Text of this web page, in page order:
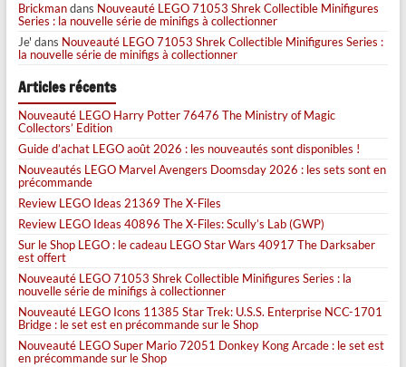
Brickmandans Nouveauté LEGO 71053 Shrek Collectible Minifigures
Series : la nouvelle série de minifigs à collectionner
Je' dans Nouveauté LEGO 71053 Shrek Collectible Minifigures Series :
la nouvelle série de minifigs à collectionner
Articles récents
Nouveauté LEGO Harry Potter 76476 The Ministry of Magic
Collectors’ Edition
Guide d’achat LEGO août 2026 : les nouveautés sont disponibles !
Nouveautés LEGO Marvel Avengers Doomsday 2026 : les sets sont en
précommande
Review LEGO Ideas 21369 The X-Files
Review LEGO Ideas 40896 The X-Files: Scully’s Lab (GWP)
Sur le Shop LEGO : le cadeau LEGO Star Wars 40917 The Darksaber
est offert
Nouveauté LEGO 71053 Shrek Collectible Minifigures Series : la
nouvelle série de minifigs à collectionner
Nouveauté LEGO Icons 11385 Star Trek: U.S.S. Enterprise NCC-1701
Bridge : le set est en précommande sur le Shop
Nouveauté LEGO Super Mario 72051 Donkey Kong Arcade : le set est
en précommande sur le Shop